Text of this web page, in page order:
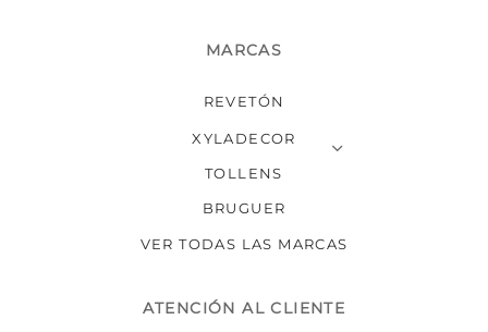
MARCAS
REVETÓN
XYLADECOR
TOLLENS
BRUGUER
VER TODAS LAS MARCAS
ATENCIÓN AL CLIENTE